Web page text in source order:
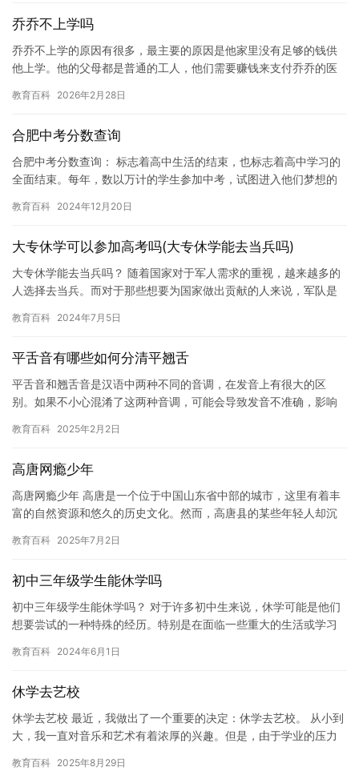
乔乔不上学吗
乔乔不上学的原因有很多，最主要的原因是他家里没有足够的钱供
他上学。他的父母都是普通的工人，他们需要赚钱来支付乔乔的医
如家庭…
教育百科 2026年2月28日
合肥中考分数查询
合肥中考分数查询： 标志着高中生活的结束，也标志着高中学习的
全面结束。每年，数以万计的学生参加中考，试图进入他们梦想的
点。…
教育百科 2024年12月20日
大专休学可以参加高考吗(大专休学能去当兵吗)
大专休学能去当兵吗？ 随着国家对于军人需求的重视，越来越多的
人选择去当兵。而对于那些想要为国家做出贡献的人来说，军队是
因无…
教育百科 2024年7月5日
平舌音有哪些如何分清平翘舌
平舌音和翘舌音是汉语中两种不同的音调，在发音上有很大的区
别。如果不小心混淆了这两种音调，可能会导致发音不准确，影响
音主要…
教育百科 2025年2月2日
高唐网瘾少年
高唐网瘾少年 高唐是一个位于中国山东省中部的城市，这里有着丰
富的自然资源和悠久的历史文化。然而，高唐县的某些年轻人却沉
教育百科 2025年7月2日
初中三年级学生能休学吗
初中三年级学生能休学吗？ 对于许多初中生来说，休学可能是他们
想要尝试的一种特殊的经历。特别是在面临一些重大的生活或学习
而，…
教育百科 2024年6月1日
休学去艺校
休学去艺校 最近，我做出了一个重要的决定：休学去艺校。 从小到
大，我一直对音乐和艺术有着浓厚的兴趣。但是，由于学业的压力
教育百科 2025年8月29日